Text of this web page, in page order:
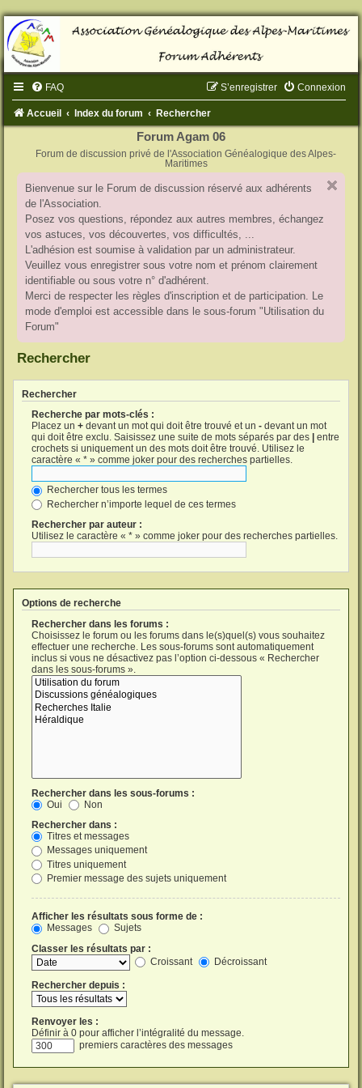
FAQ Connexion
S’enregistrer
Accueil Index du forum Rechercher
Forum Agam 06
Forum de discussion privé de l'Association Généalogique des Alpes-
Maritimes
Bienvenue sur le Forum de discussion réservé aux adhérents
de l'Association.
Posez vos questions, répondez aux autres membres, échangez
vos astuces, vos découvertes, vos difficultés, ...
L'adhésion est soumise à validation par un administrateur.
Veuillez vous enregistrer sous votre nom et prénom clairement
identifiable ou sous votre n° d'adhérent.
Merci de respecter les règles d'inscription et de participation. Le
mode d'emploi est accessible dans le sous-forum "Utilisation du
Forum"
Rechercher
Rechercher
Recherche par mots-clés :
Placez un + devant un mot qui doit être trouvé et un - devant un mot
qui doit être exclu. Saisissez une suite de mots séparés par des
entre
crochets si uniquement un des mots doit être trouvé. Utilisez le
caractère « * » comme joker pour des recherches partielles.
Rechercher tous les termes
Rechercher n’importe lequel de ces termes
Rechercher par auteur :
Utilisez le caractère « * » comme joker pour des recherches partielles.
Options de recherche
Rechercher dans les forums :
Choisissez le forum ou les forums dans le(s)quel(s) vous souhaitez
effectuer une recherche. Les sous-forums sont automatiquement
inclus si vous ne désactivez pas l’option ci-dessous « Rechercher
dans les sous-forums ».
Rechercher dans les sous-forums :
Oui
Non
Rechercher dans :
Titres et messages
Messages uniquement
Titres uniquement
Premier message des sujets uniquement
Afficher les résultats sous forme de :
Messages
Sujets
Classer les résultats par :
Croissant
Décroissant
Rechercher depuis :
Renvoyer les :
Définir à 0 pour afficher l’intégralité du message.
premiers caractères des messages